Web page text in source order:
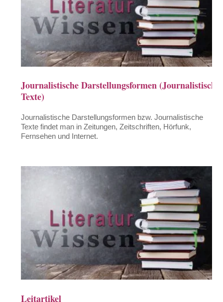
Journalistische Darstellungsformen (Journalistische
Texte)
Journalistische Darstellungsformen bzw. Journalistische
Texte findet man in Zeitungen, Zeitschriften, Hörfunk,
Fernsehen und Internet.
Leitartikel